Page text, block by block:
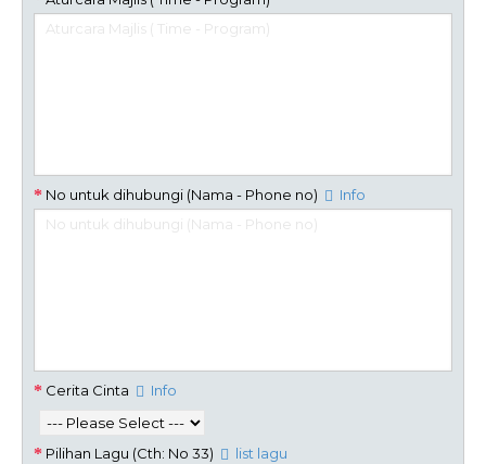
No untuk dihubungi (Nama - Phone no) Info
Cerita Cinta Info
Pilihan Lagu (Cth: No 33) list lagu